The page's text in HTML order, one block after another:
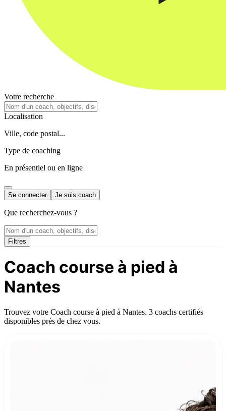
Votre recherche
Localisation
Ville, code postal...
Type de coaching
En présentiel ou en ligne
Se connecter Je suis coach
Que recherchez-vous ?
Filtres
Coach course à pied à
Nantes
Trouvez votre Coach course à pied à Nantes. 3 coachs certifiés
disponibles près de chez vous.